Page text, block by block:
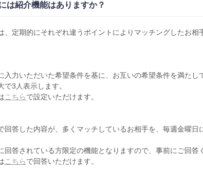
は紹介機能はありますか？
、定期的にそれぞれ違うポイントによりマッチングしたお相
入力いただいた希望条件を基に、お互いの希望条件を満たし
3人表示します。
こちらで設定いただけます。
回答した内容が、多くマッチしているお相手を、毎週金曜日
回答されている方限定の機能となりますので、事前にご回答
こちらで回答いただけます。